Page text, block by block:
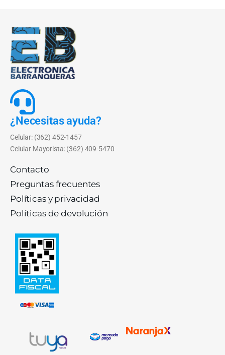
¿Necesitas ayuda?
Celular: (362) 452-1457
Celular Mayorista: (362) 409-5470
Contacto
Preguntas frecuentes
Políticas y privacidad
Políticas de devolución